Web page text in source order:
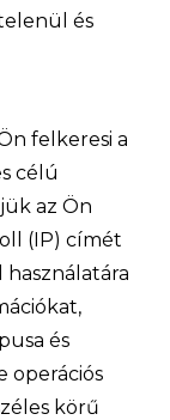
és
felkeresi a
célú
az Ön
(IP) címét
használatára
és
operációs
körű